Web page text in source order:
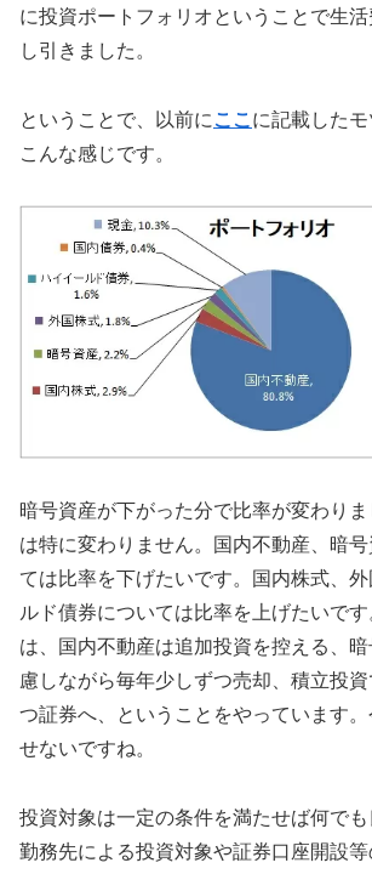
に投資ポートフォリオということで生
し引きました。
ということで、以前に ここ に記載した
こんな感じです。
暗号資産が下がった分で比率が変わり
は特に変わりません。国内不動産、暗
ては比率を下げたいです。国内株式、
ルド債券については比率を上げたいで
は、国内不動産は追加投資を控える、
慮しながら毎年少しずつ売却、積立投
つ証券へ、ということをやっています
せないですね。
投資対象は一定の条件を満たせば何で
勤務先による投資対象や証券口座開設等